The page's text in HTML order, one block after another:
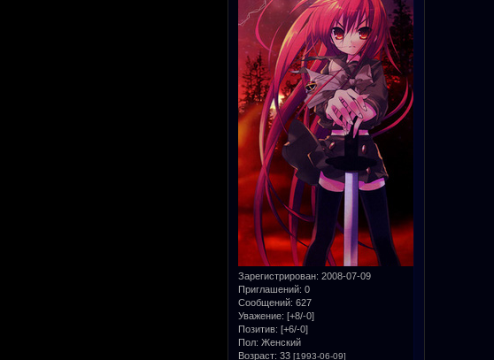
Зарегистрирован: 2008-07-09
Приглашений: 0
Сообщений: 627
Уважение: [+8/-0]
Позитив: [+6/-0]
Пол: Женский
Возраст: 33 [1993-06-09]